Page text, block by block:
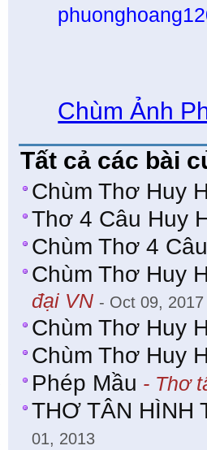
p
Chùm Ảnh
Tất cả các bài
Chùm Thơ Huy
Thơ 4 Câu Huy
Chùm Thơ 4
Chùm Thơ Huy
đại VN - Oct 09, 2017
Chùm Thơ Huy
Chùm Thơ Huy
Phép Mầu - Thơ
THƠ TÂN HÌNH
01, 2013